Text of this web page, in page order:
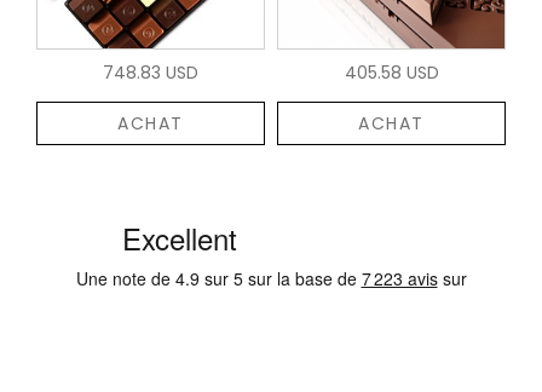
748.83 USD
ACHAT
405.58 USD
ACHAT